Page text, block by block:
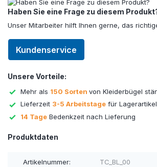
Haben Sie eine Frage zu diesem
Unser Mitarbeiter hilft Ihnen gerne, das
Kundenservice
Unsere Vorteile:
Mehr als 150 Sorten von Kleiderbügel
Lieferzeit 3-5 Arbeitstage für Lagerartikel
14 Tage Bedenkzeit nach Lieferung
Produktdaten
Artikelnummer: TC_BL_00